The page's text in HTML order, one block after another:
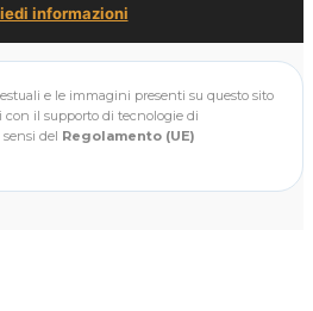
informazioni
e le immagini presenti su questo sito
con il supporto di tecnologie di
del Regolamento (UE)